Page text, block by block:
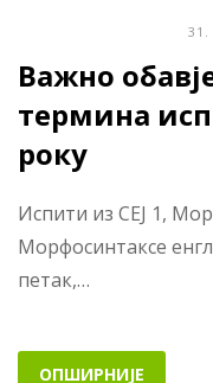
Важно
термина
року
Испити из СЕЈ 1,
Морфосинтаксе
петак,…
ОПШИРНИЈЕ